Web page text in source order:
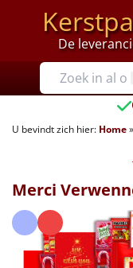
De
Prijzen
Tot €25
€25 tot €35
€40 tot €45
€45 tot €50
U bevindt zich hier: Home»
Merci